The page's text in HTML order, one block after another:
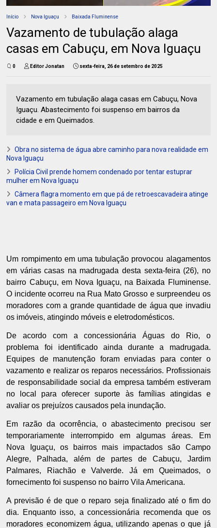
Início Nova Iguaçu Baixada Fluminense
Vazamento de tubulação alaga
casas em Cabuçu, em Nova Iguaçu
0 Editor Jonatan sexta-feira, 26 de setembro de 2025
Vazamento em tubulação alaga casas em Cabuçu, Nova
Iguaçu. Abastecimento foi suspenso em bairros da
cidade e em Queimados.
Obra no sistema de água abre caminho para nova realidade em
Nova Iguaçu
Polícia Civil prende homem condenado por tentar estuprar
mulher em Nova Iguaçu
Câmera flagra momento em que pá de retroescavadeira atinge
van e mata passageiro em Nova Iguaçu
Um rompimento em uma tubulação provocou alagamentos
em várias casas na madrugada desta sexta-feira (26), no
bairro Cabuçu, em Nova Iguaçu, na Baixada Fluminense.
O incidente ocorreu na Rua Mato Grosso e surpreendeu os
moradores com a grande quantidade de água que invadiu
os imóveis, atingindo móveis e eletrodomésticos.
De acordo com a concessionária Águas do Rio, o
problema foi identificado ainda durante a madrugada.
Equipes de manutenção foram enviadas para conter o
vazamento e realizar os reparos necessários. Profissionais
de responsabilidade social da empresa também estiveram
no local para oferecer suporte às famílias atingidas e
avaliar os prejuízos causados pela inundação.
Em razão da ocorrência, o abastecimento precisou ser
temporariamente interrompido em algumas áreas. Em
Nova Iguaçu, os bairros mais impactados são Campo
Alegre, Palhada, além de partes de Cabuçu, Jardim
Palmares, Riachão e Valverde. Já em Queimados, o
fornecimento foi suspenso no bairro Vila Americana.
A previsão é de que o reparo seja finalizado até o fim do
dia. Enquanto isso, a concessionária recomenda que os
moradores economizem água, utilizando apenas o que já